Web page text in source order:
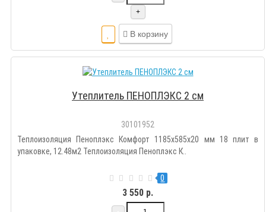
+
В корзину
Утеплитель ПЕНОПЛЭКС 2 см
30101952
Теплоизоляция Пеноплэкс Комфорт 1185х585х20 мм 18 плит в
упаковке, 12.48м2 Теплоизоляция Пеноплэкс К..
0
3 550 р.